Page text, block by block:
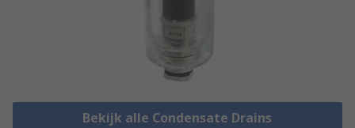
Bekijk alle Condensate Drains